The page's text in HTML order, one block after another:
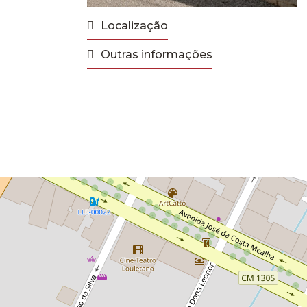
Localização
Outras informações